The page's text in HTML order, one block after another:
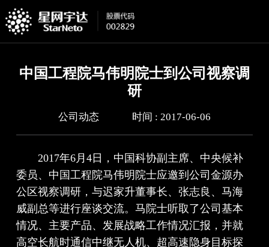
中国工程院马伟明院士到公司视察调
研
公司动态 时间 : 2017-06-06
2017年6月4日，中国科协副主席、中央候补
委员、中国工程院马伟明院士应邀到公司金源办
公区视察调研，与迟家升董事长、张志良、马海
威副总等进行座谈交流。马院士听取了公司基本
情况、主要产品、发展战略工作情况汇报，并就
高空长航时通信中继无人机、超高速隐身目标探